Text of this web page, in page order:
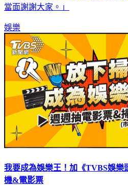
當面謝謝大家。」
娛樂
我要成為娛樂王！加《TVBS娛
機&電影票